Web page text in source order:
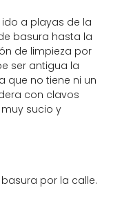
ido a playas de la
basura hasta la
de limpieza por
ser antigua la
que no tiene ni un
con clavos
sucio y
por la calle.